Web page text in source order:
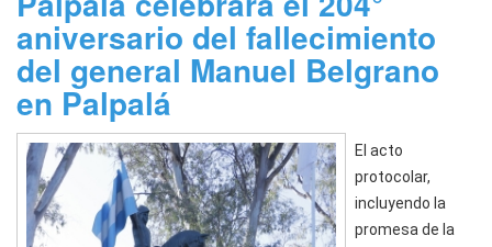
aniversario del fallecimiento
del general Manuel Belgrano
en Palpalá
El acto
protocolar,
incluyendo la
promesa de la